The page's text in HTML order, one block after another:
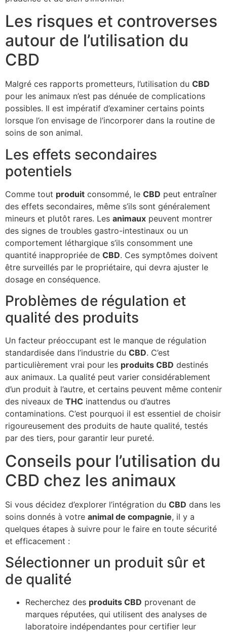
Les risques et controverses
autour de l’utilisation du
CBD
Malgré ces rapports prometteurs, l’utilisation du CBD
pour les animaux n’est pas dénuée de complications
possibles. Il est impératif d’examiner certains points
lorsque l’on envisage de l’incorporer dans la routine de
soins de son animal.
Les effets secondaires
potentiels
Comme tout produit consommé, le CBD peut entraîner
des effets secondaires, même s’ils sont généralement
mineurs et plutôt rares. Les animaux peuvent montrer
des signes de troubles gastro-intestinaux ou un
comportement léthargique s’ils consomment une
quantité inappropriée de CBD. Ces symptômes doivent
être surveillés par le propriétaire, qui devra ajuster le
dosage en conséquence.
Problèmes de régulation et
qualité des produits
Un facteur préoccupant est le manque de régulation
standardisée dans l’industrie du CBD. C’est
particulièrement vrai pour les produits CBD destinés
aux animaux. La qualité peut varier considérablement
d’un produit à l’autre, et certains peuvent même contenir
des niveaux de THC inattendus ou d’autres
contaminations. C’est pourquoi il est essentiel de choisir
rigoureusement des produits de haute qualité, testés
par des tiers, pour garantir leur pureté.
Conseils pour l’utilisation du
CBD chez les animaux
Si vous décidez d’explorer l’intégration du CBD dans les
soins donnés à votre animal de compagnie, il y a
quelques étapes à suivre pour le faire en toute sécurité
et efficacement :
Sélectionner un produit sûr et
de qualité
Recherchez des produits CBD provenant de
marques réputées, qui utilisent des analyses de
laboratoire indépendantes pour certifier leur